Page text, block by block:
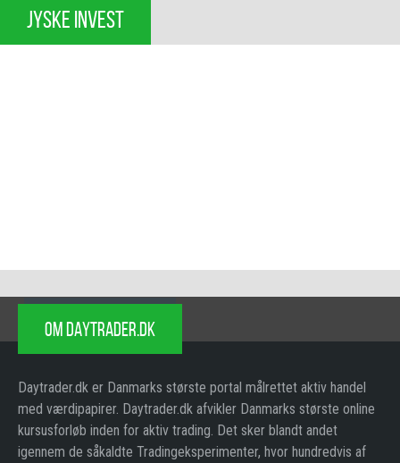
JYSKE INVEST
OM DAYTRADER.DK
Daytrader.dk er Danmarks største portal målrettet aktiv handel
med værdipapirer. Daytrader.dk afvikler Danmarks største online
kursusforløb inden for aktiv trading. Det sker blandt andet
igennem de såkaldte Tradingeksperimenter, hvor hundredvis af